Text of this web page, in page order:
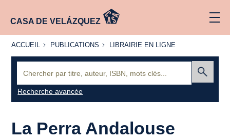
CASA DE VELÁZQUEZ
ACCUEIL
ACCUEIL PUBLICATIONS
PUBLICATIONS
LIBRAIRIE
LIBRAIRIE EN LIGNE
Recherche avancée
La Perra Andalouse